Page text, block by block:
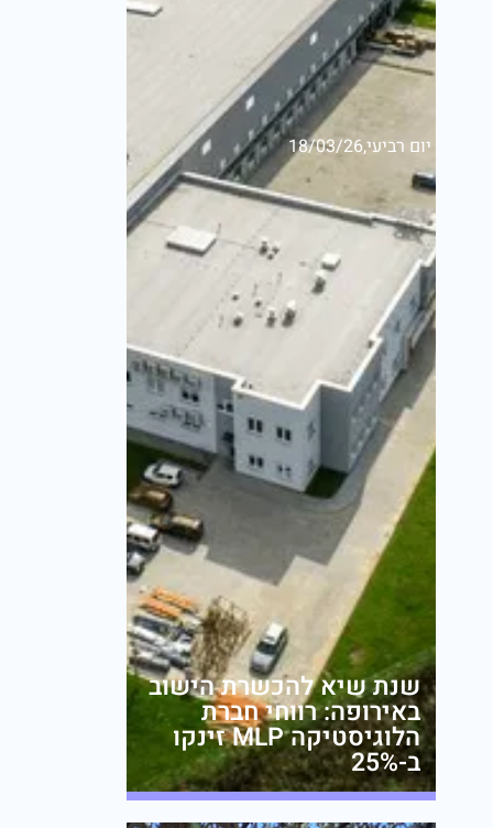
שנת שיא להכשרת הישוב
באירופה: רווחי חברת
הלוגיסטיקה MLP זינקו
ב-25%
יום רביעי,18/03/26